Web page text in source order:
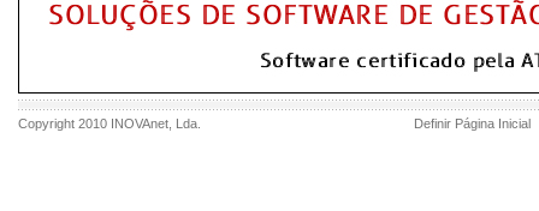
Copyright 2010 INOVAnet , Lda. Definir Página Inicial